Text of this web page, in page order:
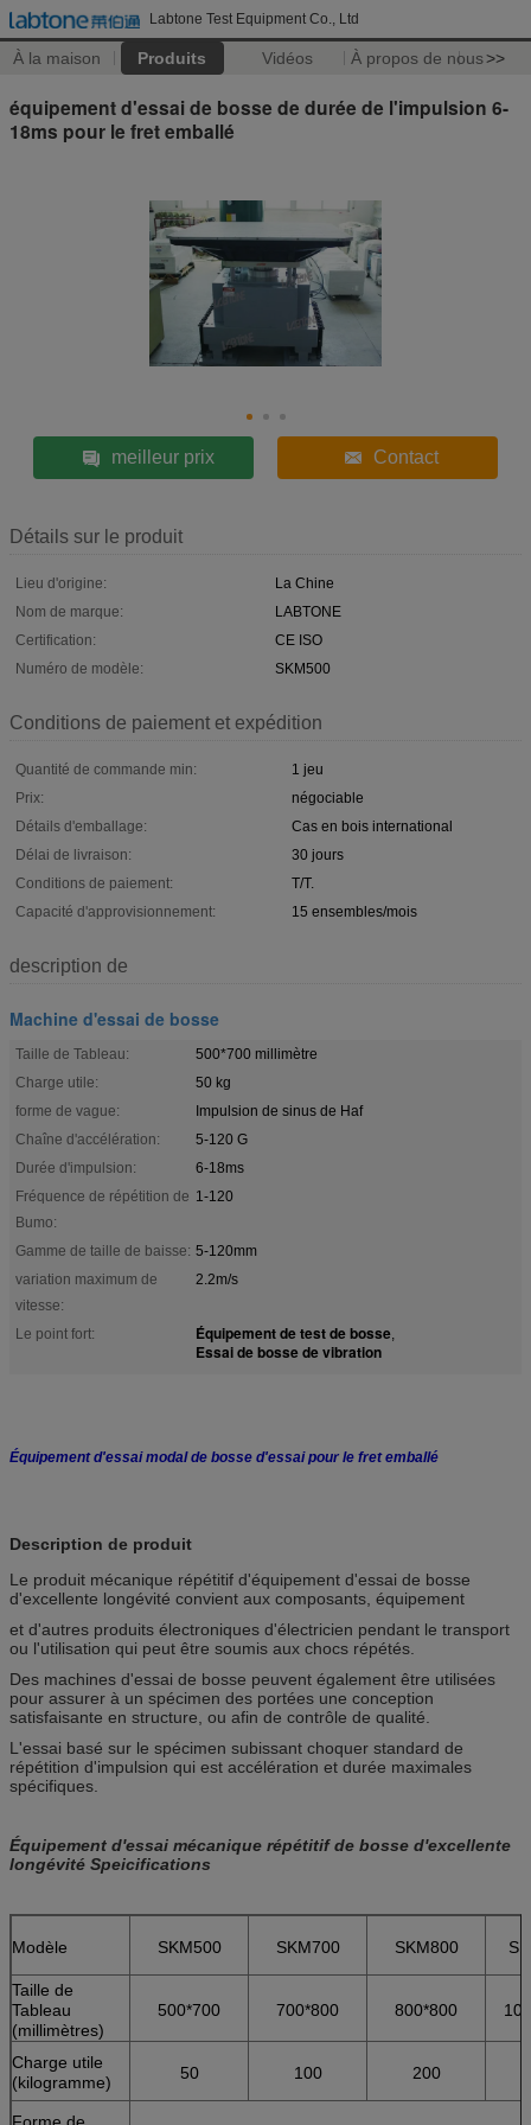
Labtone Test Equipment Co., Ltd
À la maison Produits Vidéos À propos de nous>>
équipement d'essai de bosse de durée de l'impulsion 6-
18ms pour le fret emballé
meilleur prix Contact
Détails sur le produit
Lieu d'origine:
La Chine
Nom de marque:
LABTONE
Certification:
CE ISO
Numéro de modèle:
SKM500
Conditions de paiement et expédition
Quantité de commande min:
1 jeu
Prix:
négociable
Détails d'emballage:
Cas en bois international
Délai de livraison:
30 jours
Conditions de paiement:
T/T.
Capacité d'approvisionnement:
15 ensembles/mois
description de
Machine d'essai de bosse
Taille de Tableau:
500*700 millimètre
Charge utile:
50 kg
forme de vague:
Impulsion de sinus de Haf
Chaîne d'accélération:
5-120 G
Durée d'impulsion:
6-18ms
Fréquence de répétition de
Bumo:
1-120
Gamme de taille de baisse: 5-120mm
variation maximum de
vitesse:
2.2m/s
Le point fort: Équipement de test de bosse,
Essai de bosse de vibration
Équipement d'essai modal de bosse d'essai pour le fret emballé
Description de produit
Le produit mécanique répétitif d'équipement d'essai de bosse
d'excellente longévité convient aux composants, équipement
et d'autres produits électroniques d'électricien pendant le transport
ou l'utilisation qui peut être soumis aux chocs répétés.
Des machines d'essai de bosse peuvent également être utilisées
pour assurer à un spécimen des portées une conception
satisfaisante en structure, ou afin de contrôle de qualité.
L'essai basé sur le spécimen subissant choquer standard de
répétition d'impulsion qui est accélération et durée maximales
spécifiques.
Équipement d'essai mécanique répétitif de bosse d'excellente
longévité Speicifications
Modèle SKM500 SKM700 SKM800
Taille de
Tableau
(millimètres)
500*700 700*800 800*800
Charge utile
(kilogramme)
50 100 200